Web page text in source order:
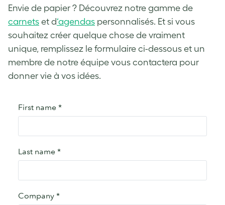
Envie de papier ? Découvrez notre gamme de
carnets et d‘agendas personnalisés. Et si vous
souhaitez créer quelque chose de vraiment
unique, remplissez le formulaire ci-dessous et un
membre de notre équipe vous contactera pour
donner vie à vos idées.